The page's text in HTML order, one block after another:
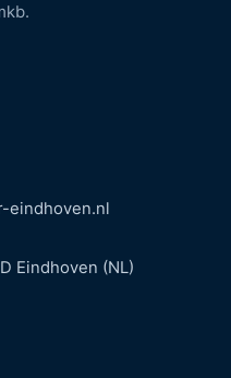
eindhoven.nl
Eindhoven (NL)